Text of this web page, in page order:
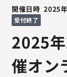
開催日時 2025
受付終了
2025
催オン